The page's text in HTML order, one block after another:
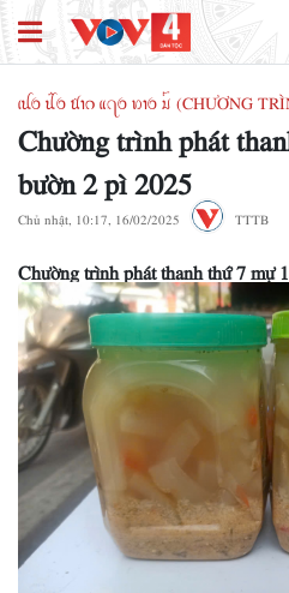
ꪹꪊꪉ ꪊꪲꪉ ꪠꪱꪒ ꪵꪖꪉ ꪭꪱꪉ ꪣꪳ (CHƯƠNG
Chường trình phát
bườn 2 pì 2025
Chủ nhật, 10:17, 16/02/2025 TTTB
Chường trình phát thanh thứ 7 mự